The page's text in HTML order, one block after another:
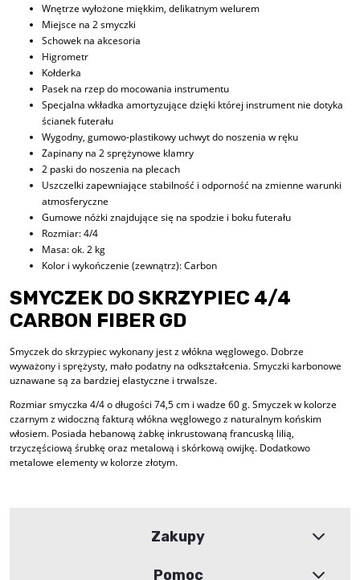
Wnętrze wyłożone miękkim, delikatnym welurem
Miejsce na 2 smyczki
Schowek na akcesoria
Higrometr
Kołderka
Pasek na rzep do mocowania instrumentu
Specjalna wkładka amortyzujące dzięki której instrument nie dotyka
ścianek futerału
Wygodny, gumowo-plastikowy uchwyt do noszenia w ręku
Zapinany na 2 sprężynowe klamry
2 paski do noszenia na plecach
Uszczelki zapewniające stabilność i odporność na zmienne warunki
atmosferyczne
Gumowe nóżki znajdujące się na spodzie i boku futerału
Rozmiar: 4/4
Masa: ok. 2 kg
Kolor i wykończenie (zewnątrz): Carbon
SMYCZEK DO SKRZYPIEC 4/4
CARBON FIBER GD
Smyczek do skrzypiec wykonany jest z włókna węglowego. Dobrze
wyważony i sprężysty, mało podatny na odkształcenia. Smyczki karbonowe
uznawane są za bardziej elastyczne i trwalsze.
Rozmiar smyczka 4/4 o długości 74,5 cm i wadze 60 g. Smyczek w kolorze
czarnym z widoczną fakturą włókna węglowego z naturalnym końskim
włosiem. Posiada hebanową żabkę inkrustowaną francuską lilią,
trzyczęściową śrubkę oraz metalową i skórkową owijkę. Dodatkowo
metalowe elementy w kolorze złotym.
Zakupy
Pomoc